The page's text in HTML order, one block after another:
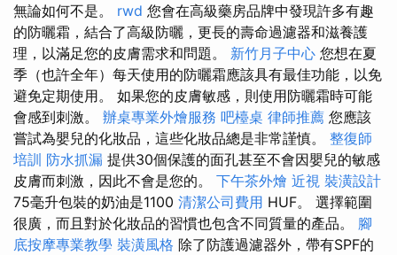
無論如何不是。 rwd 您會在高級藥房品牌中發現許多有趣
的防曬霜，結合了高級防曬，更長的壽命過濾器和滋養護
理，以滿足您的皮膚需求和問題。 新竹月子中心 您想在夏
季（也許全年）每天使用的防曬霜應該具有最佳功能，以免
避免定期使用。 如果您的皮膚敏感，則使用防曬霜時可能
會感到刺激。 辦桌專業外燴服務 吧檯桌 律師推薦 您應該
嘗試為嬰兒的化妝品，這些化妝品總是非常謹慎。 整復師
培訓 防水抓漏 提供30個保護的面孔甚至不會因嬰兒的敏感
皮膚而刺激，因此不會是您的。 下午茶外燴 近視 裝潢設計
75毫升包裝的奶油是1100 清潔公司費用 HUF。 選擇範圍
很廣，而且對於化妝品的習慣也包含不同質量的產品。 腳
底按摩專業教學 裝潢風格 除了防護過濾器外，帶有SPF的